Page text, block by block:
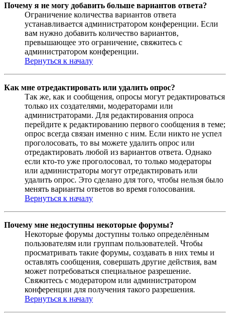
Почему я не могу добавить больше вариантов ответа?
Ограничение количества вариантов ответа
устанавливается администратором конференции. Если
вам нужно добавить количество вариантов,
превышающее это ограничение, свяжитесь с
администратором конференции.
Вернуться к началу
Как мне отредактировать или удалить опрос?
Так же, как и сообщения, опросы могут редактироваться
только их создателями, модераторами или
администраторами. Для редактирования опроса
перейдите к редактированию первого сообщения в теме;
опрос всегда связан именно с ним. Если никто не успел
проголосовать, то вы можете удалить опрос или
отредактировать любой из вариантов ответа. Однако
если кто-то уже проголосовал, то только модераторы
или администраторы могут отредактировать или
удалить опрос. Это сделано для того, чтобы нельзя было
менять варианты ответов во время голосования.
Вернуться к началу
Почему мне недоступны некоторые форумы?
Некоторые форумы доступны только определённым
пользователям или группам пользователей. Чтобы
просматривать такие форумы, создавать в них темы и
оставлять сообщения, совершать другие действия, вам
может потребоваться специальное разрешение.
Свяжитесь с модератором или администратором
конференции для получения такого разрешения.
Вернуться к началу